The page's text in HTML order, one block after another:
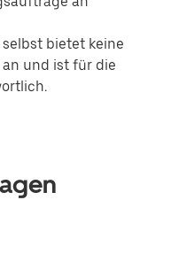
bietet keine
und ist für die